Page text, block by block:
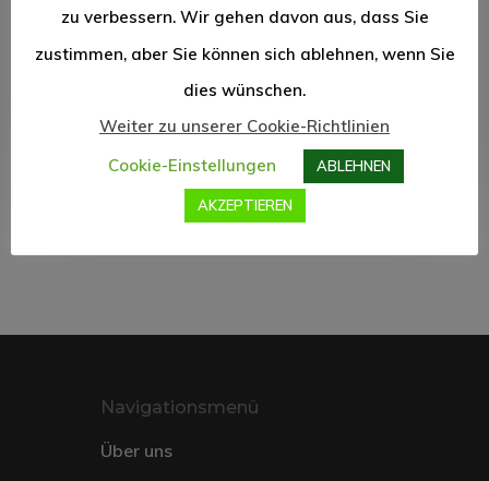
von Haus Afrika,sehr geehrte Damen und…
Lamine Conté
Navigationsmenü
Über uns
zu verbessern. Wir gehen davon aus, dass Sie
zustimmen, aber Sie können sich ablehnen, wenn Sie
dies wünschen.
Weiter zu unserer Cookie-Richtlinien
Cookie-Einstellungen
ABLEHNEN
AKZEPTIEREN